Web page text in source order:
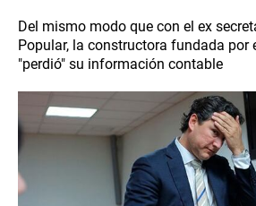
Del mismo modo que con el ex
Popular, la constructora fundada por
"perdió" su información contable